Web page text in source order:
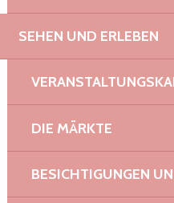
SEHEN UND ERLEBEN
DIE MÄRKTE
BESICHTIGUNGEN